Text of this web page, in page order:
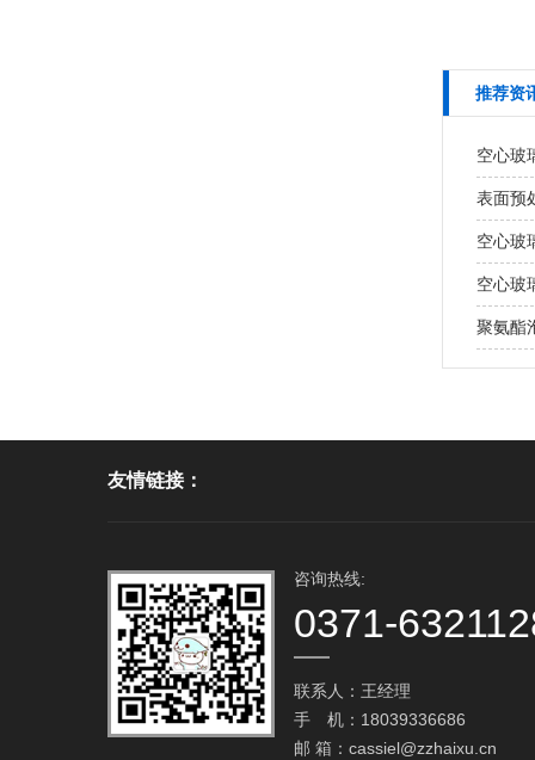
推荐资
空心玻
表面预
空心玻
空心玻
聚氨酯
友情链接：
咨询热线:
0371-
联系人：王经理
手 机：18039336686
邮 箱： cassiel@zzhaixu.cn